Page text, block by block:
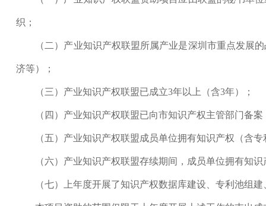
织；
（二）产业知识产权联盟所属产业是深圳市重点发展的
济等）；
（三）产业知识产权联盟已成立3年以上（含3年）；
（四）产业知识产权联盟已向市知识产权主管部门备案
（五）产业知识产权联盟成员单位拥有知识产权（含专
（六）产业知识产权联盟存续期间，成员单位拥有知识
（七）上年度开展了知识产权数据库建设、专利池组建